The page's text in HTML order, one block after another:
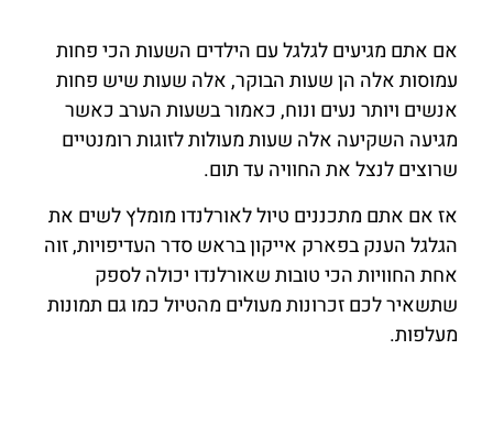
אם אתם מגיעים לגלגל עם הילדים השעות הכי פחות
עמוסות אלה הן שעות הבוקר, אלה שעות שיש פחות
אנשים ויותר נעים ונוח, כאמור בשעות הערב כאשר
מגיעה השקיעה אלה שעות מעולות לזוגות רומנטיים
שרוצים לנצל את החוויה עד תום.
אז אם אתם מתכננים טיול לאורלנדו מומלץ לשים את
הגלגל הענק בפארק אייקון בראש סדר העדיפויות, זוה
אחת החוויות הכי טובות שאורלנדו יכולה לספק
שתשאיר לכם זכרונות מעולים מהטיול כמו גם תמונות
מעלפות.